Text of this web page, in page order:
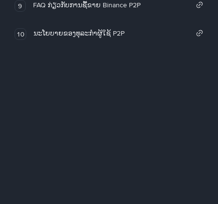
9 FAQ ກ່ຽວກັບການຊື້ຂາຍ Binance P2P
10 ນະໂຍບາຍຂອງທຸລະກໍາຜູ້ໃຊ້ P2P